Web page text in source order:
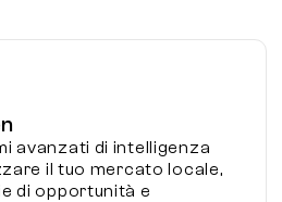
avanzati di intelligenza
il tuo mercato locale,
di opportunità e